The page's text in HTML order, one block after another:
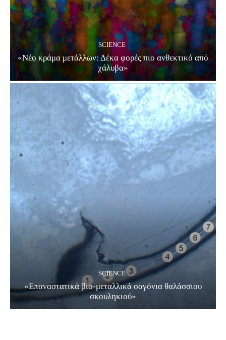
SCIENCE
«Νέο κράμα μετάλλων: Δέκα φορές πιο ανθεκτικό από
χάλυβα»
SCIENCE
«Επαναστατικά βιο-μεταλλικά σαγόνια θαλάσσιου
σκουληκιού»